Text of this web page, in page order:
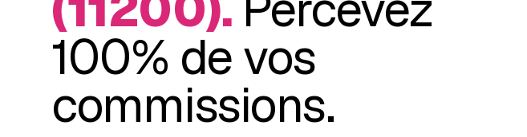
100% de vos
commissions.